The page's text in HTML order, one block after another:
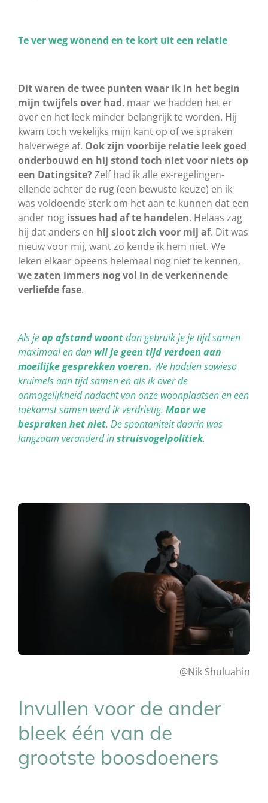
Te ver weg wonend en te kort uit een relatie
Dit waren de twee punten waar ik in het begin
mijn twijfels over had, maar we hadden het er
over en het leek minder belangrijk te worden. Hij
kwam toch wekelijks mijn kant op of we spraken
halverwege af. Ook zijn voorbije relatie leek goed
onderbouwd en hij stond toch niet voor niets op
een Datingsite? Zelf had ik alle ex-regelingen-
ellende achter de rug (een bewuste keuze) en ik
was voldoende sterk om het aan te kunnen dat een
ander nog issues had af te handelen. Helaas zag
hij dat anders en hij sloot zich voor mij af. Dit was
nieuw voor mij, want zo kende ik hem niet. We
leken elkaar opeens helemaal nog niet te kennen,
we zaten immers nog vol in de verkennende
verliefde fase.
Als jeop afstand woontdan gebruik je je tijd samen
maximaal en dan wil je geen tijd verdoen aan
moeilijke gesprekken voeren. We hadden sowieso
kruimels aan tijd samen en als ik over de
onmogelijkheid nadacht van onze woonplaatsen en een
toekomst samen werd ik verdrietig. Maar we
bespraken het niet. De spontaniteit daarin was
langzaam veranderd instruisvogelpolitiek.
@Nik Shuluahin
Invullen voor de ander
bleek één van de
grootste boosdoeners